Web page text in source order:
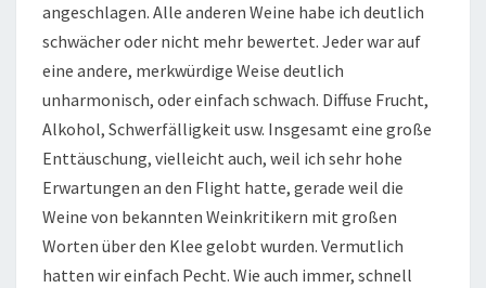
angeschlagen. Alle anderen Weine habe ich deutlich
schwächer oder nicht mehr bewertet. Jeder war auf
eine andere, merkwürdige Weise deutlich
unharmonisch, oder einfach schwach. Diffuse Frucht,
Alkohol, Schwerfälligkeit usw. Insgesamt eine große
Enttäuschung, vielleicht auch, weil ich sehr hohe
Erwartungen an den Flight hatte, gerade weil die
Weine von bekannten Weinkritikern mit großen
Worten über den Klee gelobt wurden. Vermutlich
hatten wir einfach Pecht. Wie auch immer, schnell